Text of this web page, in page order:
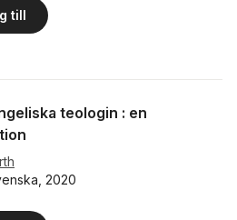
till
teologin : en
2020